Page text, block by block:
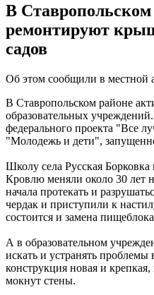
08.08.2026 | 12:31
Вячеслав Федорищев
регион
08.08.2026 | 12:29
Водитель "Мазды" сбил
Самаре
08.08.2026 | 12:12
Ударила собутыльника: на
08.08.2026 | 11:40
В Самаре ветераны СВО
молодежью
08.08.2026 | 11:20
В Самаре со дна Волги
08.08.2026 | 11:15
Вячеслав Федорищев
Днем физкультурника
08.08.2026 | 11:05
Два человека погибли в
катера в Самарской области
08.08.2026 | 10:35
Народные приметы на 9
этот день
08.08.2026 | 10:27
В Ставропольском
ремонтируют
садов
Об этом сообщили в местной
В Ставропольском районе
образовательных
федерального проекта "Все
"Молодежь и дети",
Школу села Русская
Кровлю меняли около 30 лет
начала протекать и
чердак и приступили к
состоится и замена
А в образовательном
искать и устранять
конструкция новая и
мокнут стены.